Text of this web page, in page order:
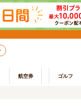
航空券 ゴルフ